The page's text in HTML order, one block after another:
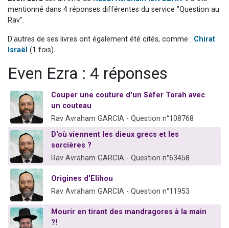
Il reste 49 places pour étudier en groupe sur Zoom
3 personnes viennent de nous rejoindre sur WhatsApp
mentionné dans 4 réponses différentes du service "Question au
Rav".
D'autres de ses livres ont également été cités, comme : Chirat
Israël (1 fois).
Even Ezra : 4 réponses
Couper une couture d'un Séfer Torah avec
un couteau
Rav Avraham GARCIA - Question n°108768
D'où viennent les dieux grecs et les
sorcières ?
Rav Avraham GARCIA - Question n°63458
Origines d'Elihou
Rav Avraham GARCIA - Question n°11953
Mourir en tirant des mandragores à la main
?!